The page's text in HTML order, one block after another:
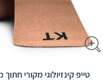
טייפ קינזיולוגי מקורי